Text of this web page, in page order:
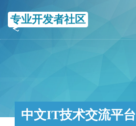
专业开发者社区
中文IT技术交流平台